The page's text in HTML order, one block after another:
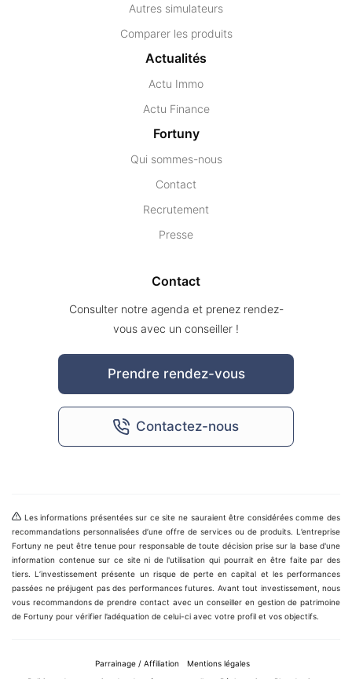
Autres simulateurs
Comparer les produits
Actualités
Actu Immo
Actu Finance
Fortuny
Qui sommes-nous
Contact
Recrutement
Presse
Contact
Consulter notre agenda et prenez rendez-
vous avec un conseiller !
Prendre rendez-vous
Contactez-nous
Les informations présentées sur ce site ne sauraient être considérées comme des
recommandations personnalisées d’une offre de services ou de produits. L’entreprise
Fortuny ne peut être tenue pour responsable de toute décision prise sur la base d'une
information contenue sur ce site ni de l'utilisation qui pourrait en être faite par des
tiers. L’investissement présente un risque de perte en capital et les performances
passées ne préjugent pas des performances futures. Avant tout investissement, nous
vous recommandons de prendre contact avec un conseiller en gestion de patrimoine
de Fortuny pour vérifier l’adéquation de celui-ci avec votre profil et vos objectifs.
Parrainage / Affiliation
Mentions légales